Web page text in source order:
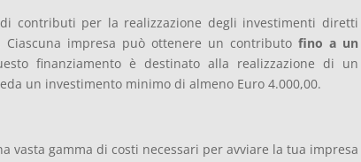
di contributi per la realizzazione degli investimenti diretti
impresa può ottenere un contributo fino a un
finanziamento è destinato alla realizzazione di un
un investimento minimo di almeno Euro 4.000,00.
vasta gamma di costi necessari per avviare la tua impresa